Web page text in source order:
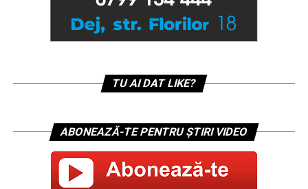
TU AI DAT LIKE?
ABONEAZĂ-TE PENTRU ȘTIRI VIDEO